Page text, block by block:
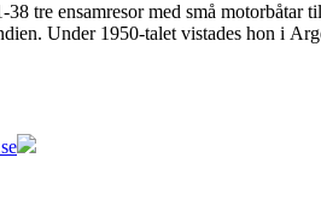
tre ensamresor med små
Under 1950-talet vistades hon i